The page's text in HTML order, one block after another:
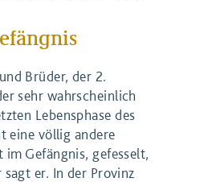
Brüder, der 2.
sehr wahrscheinlich
Lebensphase des
eine völlig andere
im Gefängnis, gefesselt,
er. In der Provinz